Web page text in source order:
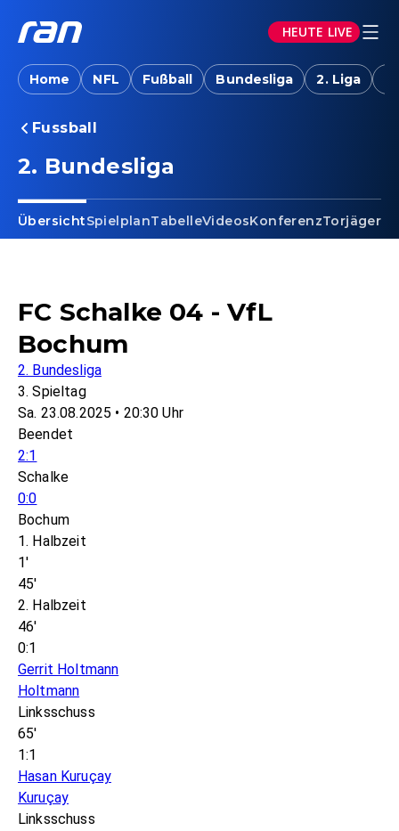
HEUTE LIVE
Home NFL Fußball Bundesliga 2. Liga
Fussball
2. Bundesliga
ÜbersichtSpielplanTabelleVideosKonferenzTorjäger
FC Schalke 04 - VfL
Bochum
2. Bundesliga
3. Spieltag
Sa. 23.08.2025 • 20:30 Uhr
Beendet
2:1
Schalke
0:0
Bochum
1. Halbzeit
1'
45'
2. Halbzeit
46'
0:1
Gerrit Holtmann
Holtmann
Linksschuss
65'
1:1
Hasan Kuruçay
Kuruçay
Linksschuss